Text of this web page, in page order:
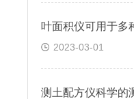
叶面积仪可用于多
2023-03-01
测土配方仪科学的